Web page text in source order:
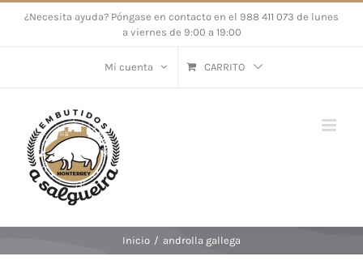
Saltar¿Necesita ayuda? Póngase en contacto en el 988 411 073 de lunes
a viernes de 9:00 a 19:00
Mi cuenta CARRITO
Inicio / androlla gallega